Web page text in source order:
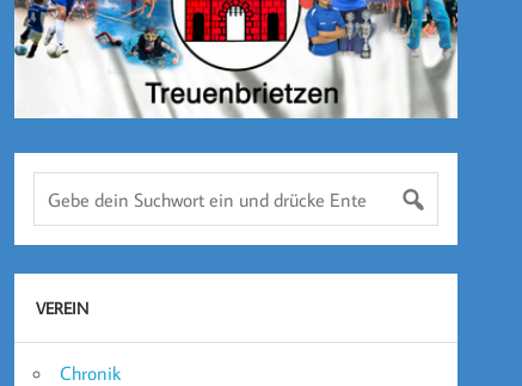
VEREIN
Chronik